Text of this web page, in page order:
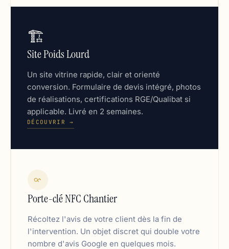
🏗️
Site Poids Lourd
Un site vitrine rapide, clair et orienté
conversion. Formulaire de devis intégré, photos
de réalisations, certifications RGE/Qualibat si
applicable. Livré en 2 semaines.
DÉCOUVRIR →
Porte-clé NFC Chantier
Récoltez l'avis de votre client dès la fin de
l'intervention. Un objet discret qui double votre
nombre d'avis Google en quelques mois.